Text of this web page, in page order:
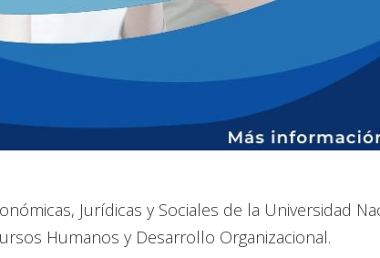
Jurídicas y Sociales de la Universidad
Humanos y Desarrollo Organizacional.